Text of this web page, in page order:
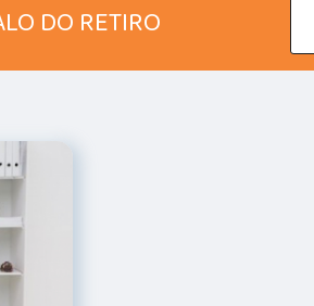
DO RETIRO